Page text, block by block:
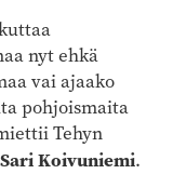
nyt ehkä
vai ajaako
pohjoismaita
Tehyn
Sari Koivuniemi.